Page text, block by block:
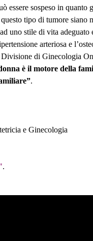
essere sospeso in
tipo di tumore siano
uno stile di vita
arteriosa e
Divisione di Ginecologia
è il motore della
.
e Ginecologia
.